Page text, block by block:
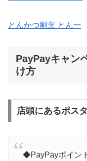
とんかつ割烹 とん一
PayPayキャン
け方
店頭にあるポス
◆PayPayポイン